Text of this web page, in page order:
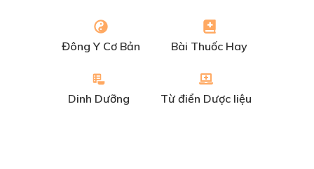
Đông Y Cơ Bản Bài Thuốc Hay
Dinh Dưỡng Từ điển Dược liệu